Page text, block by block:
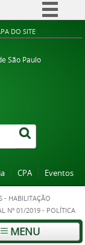
DO SITE
São Paulo
CPA Eventos
- HABILITAÇÃO
Nº 01/2019 - POLÍTICA
MENU